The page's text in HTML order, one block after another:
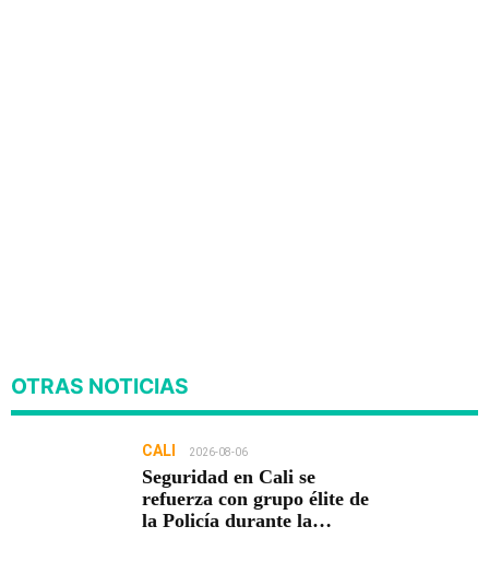
OTRAS NOTICIAS
CALI 2026-08-06
Seguridad en Cali se
refuerza con grupo élite de
la Policía durante la